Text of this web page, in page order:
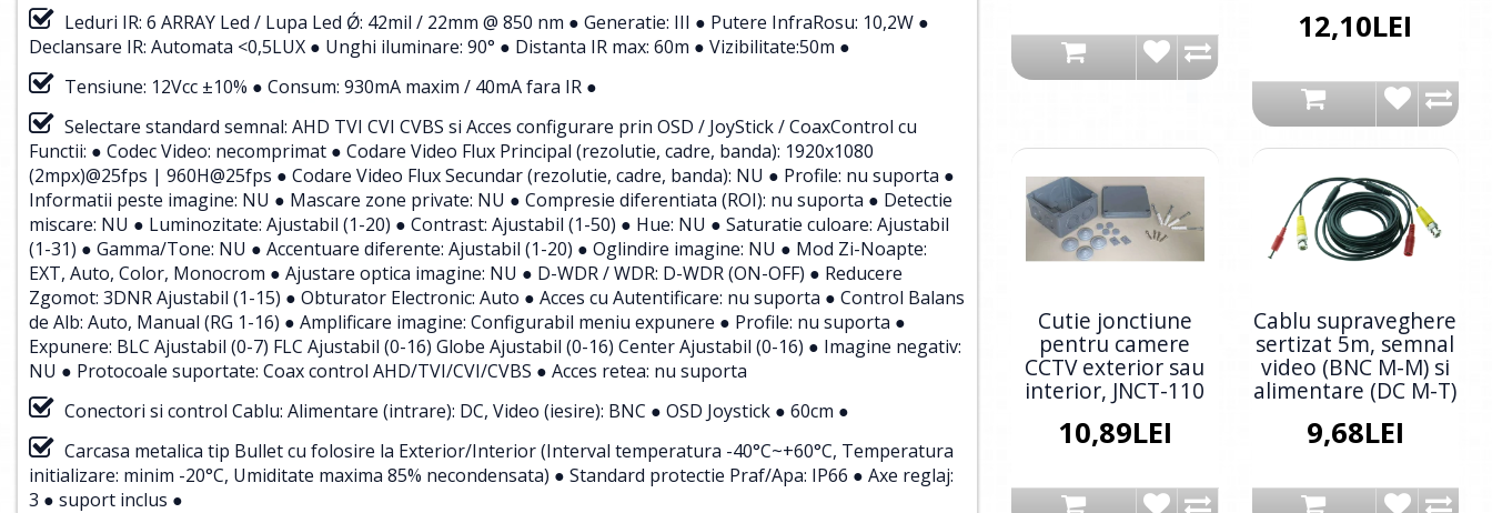
Leduri IR: 6 ARRAY Led / Lupa Led Ǿ: 42mil / 22mm @ 850 nm ● Generatie: III ● Putere InfraRosu: 10,2W ●
Declansare IR: Automata <0,5LUX ● Unghi iluminare: 90° ● Distanta IR max: 60m ● Vizibilitate:50m ●
Tensiune: 12Vcc ±10% ● Consum: 930mA maxim / 40mA fara IR ●
Selectare standard semnal: AHD TVI CVI CVBS si Acces configurare prin OSD / JoyStick / CoaxControl cu
Functii: ● Codec Video: necomprimat ● Codare Video Flux Principal (rezolutie, cadre, banda): 1920x1080
(2mpx)@25fps | 960H@25fps ● Codare Video Flux Secundar (rezolutie, cadre, banda): NU ● Profile: nu suporta ●
Informatii peste imagine: NU ● Mascare zone private: NU ● Compresie diferentiata (ROI): nu suporta ● Detectie
miscare: NU ● Luminozitate: Ajustabil (1-20) ● Contrast: Ajustabil (1-50) ● Hue: NU ● Saturatie culoare: Ajustabil
(1-31) ● Gamma/Tone: NU ● Accentuare diferente: Ajustabil (1-20) ● Oglindire imagine: NU ● Mod Zi-Noapte:
EXT, Auto, Color, Monocrom ● Ajustare optica imagine: NU ● D-WDR / WDR: D-WDR (ON-OFF) ● Reducere
Zgomot: 3DNR Ajustabil (1-15) ● Obturator Electronic: Auto ● Acces cu Autentificare: nu suporta ● Control Balans
de Alb: Auto, Manual (RG 1-16) ● Amplificare imagine: Configurabil meniu expunere ● Profile: nu suporta ●
Expunere: BLC Ajustabil (0-7) FLC Ajustabil (0-16) Globe Ajustabil (0-16) Center Ajustabil (0-16) ● Imagine negativ:
NU ● Protocoale suportate: Coax control AHD/TVI/CVI/CVBS ● Acces retea: nu suporta
Conectori si control Cablu: Alimentare (intrare): DC, Video (iesire): BNC ● OSD Joystick ● 60cm ●
Carcasa metalica tip Bullet cu folosire la Exterior/Interior (Interval temperatura -40°C~+60°C, Temperatura
initializare: minim -20°C, Umiditate maxima 85% necondensata) ● Standard protectie Praf/Apa: IP66 ● Axe reglaj:
3 ● suport inclus ●
12,10LEI
Cutie jonctiune
pentru camere
CCTV exterior sau
interior, JNCT-110
10,89LEI
Cablu supraveghere
sertizat 5m, semnal
video (BNC M-M) si
alimentare (DC M-T)
9,68LEI